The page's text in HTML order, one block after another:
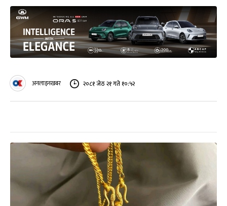
अनलाइनखबर २०८१ जेठ २१ गते १०:५२